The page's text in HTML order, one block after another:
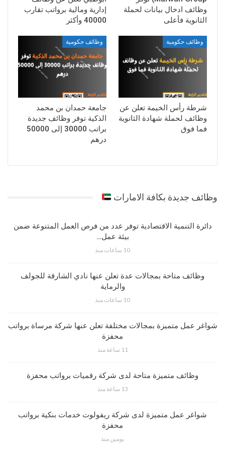
وظائف ادخال بيانات لحملة
الثانوية فأعلى
إدارية ومالية برواتب تقارب
40000 وأكثر
وظائف حكومية
شرطة رأس الخيمة تعلن عن
وظائف لحملة شهادة الثانوية
فما فوق
وظائف حكومية
جامعة حمدان بن محمد
الذكية توفر وظائف جديدة
براتب 30000 إلى 50000
درهم
وظائف جديدة بكافة الامارات
دائرة التنمية الاقتصادية توفر عدد من فرص العمل المتنوعة ضمن
بيئة عمل…
10 ساعات منذ
وظائف متاحة بمجالات عدة تعلن عنها نادي الشارقة للجولف
والرماية
10 ساعات منذ
شواغر عمل متميزة بمجالات مختلفة تعلن عنها شركة مرساة برواتب
محفزة
11 ساعة منذ
وظائف متميزة متاحة لدى شركة رقميات برواتب محفزة
13 ساعة منذ
شواغر عمل متميزة لدى شركة ريفولوت خدمات بنكية برواتب
محفزة
يومين منذ